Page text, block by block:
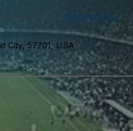
accepterar vår integritetspolicy.
helst.
City, 57701, USA